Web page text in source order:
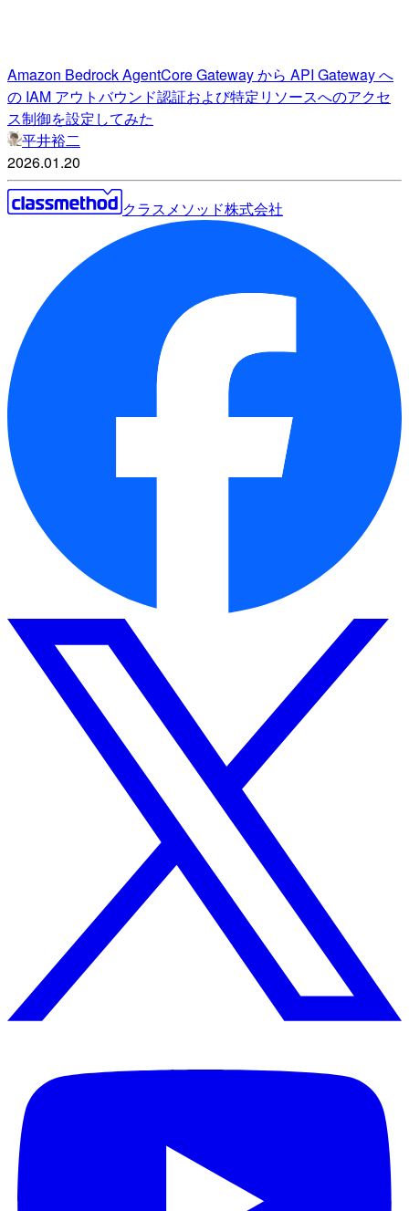
Amazon Bedrock AgentCore Gateway から API Gateway へ
の IAM アウトバウンド認証および特定リソースへのアクセ
ス制御を設定してみた
平井裕二
2026.01.20
クラスメソッド株式会社